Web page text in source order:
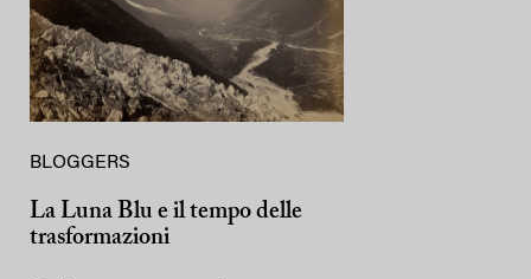
BLOGGERS
La Luna Blu e il tempo delle
trasformazioni